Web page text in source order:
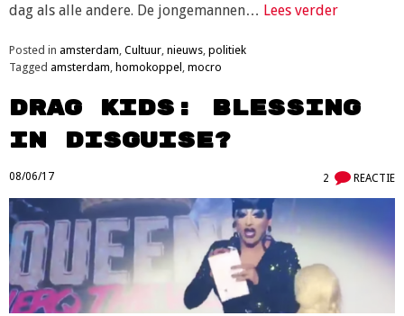
dag als alle andere. De jongemannen… Lees verder
Posted in amsterdam Cultuur nieuws politiek
Tagged amsterdam homokoppel mocro
Drag kids: blessing
in disguise?
08/06/17 2 REACTIE